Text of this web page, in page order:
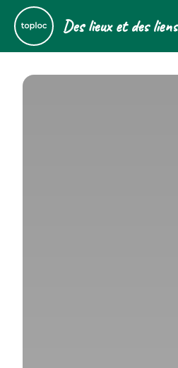
Des lieux et des liens